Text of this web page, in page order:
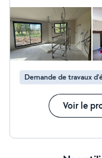
Demande de travaux
Voir le